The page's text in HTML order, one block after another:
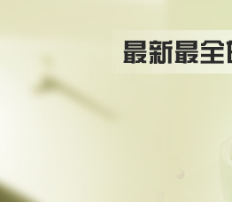
文创研习